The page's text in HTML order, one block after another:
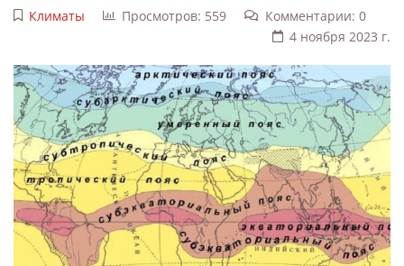
Климаты Просмотров: 559
Комментарии: 0
4 ноября 2023 г.